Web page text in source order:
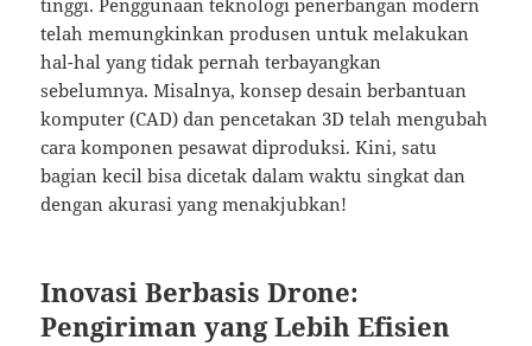
tinggi. Penggunaan teknologi penerbangan modern
telah memungkinkan produsen untuk melakukan
hal-hal yang tidak pernah terbayangkan
sebelumnya. Misalnya, konsep desain berbantuan
komputer (CAD) dan pencetakan 3D telah mengubah
cara komponen pesawat diproduksi. Kini, satu
bagian kecil bisa dicetak dalam waktu singkat dan
dengan akurasi yang menakjubkan!
Inovasi Berbasis Drone:
Pengiriman yang Lebih Efisien